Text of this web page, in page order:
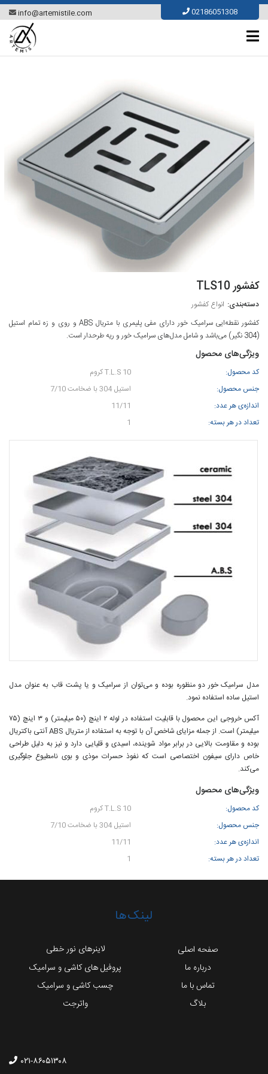
Skip
to
content
info@artemistile.com 02186051308
کفشور TLS10
انواع کفشور
کفشور نقطه‌ایی سرامیک خور دارای مفی پلیمری با متریال ABS و روی و زه تمام استیل
(304 نگیر) می‌باشد و شامل مدل‌های سرامیک خور و ریه طرحدار است.
ویژگی‌های محصول
کد محصول:
T.L.S 10 کروم
جنس محصول:
استیل 304 با ضخامت 7/10
اندازه‌ی هر عدد:
11/11
تعداد در هر بسته:
1
مدل سرامیک خور دو منظوره بوده و می‌توان از سرامیک و یا پشت قاب به عنوان مدل
استیل ساده استفاده نمود.
آکس خروجی این محصول با قابلیت استفاده در لوله ۲ اینچ (۵۰ میلیمتر) و ۳ اینچ (۷۵
میلیمتر) است. از جمله مزایای شاخص آن با توجه به استفاده از متریال ABS آنتی باکتریال
بوده و مقاومت بالایی در برابر مواد شوینده، اسیدی و قلیایی دارد و نیز به دلیل طراحی
خاص دارای سیفون اختصاصی است که نفوذ حسرات موذی و بوی نامطیوع جلوگیری
می‌کند.
ویژگی‌های محصول
کد محصول:
T.L.S 10 کروم
جنس محصول:
استیل 304 با ضخامت 7/10
اندازه‌ی هر عدد:
11/11
تعداد در هر بسته:
1
لینک‌ها
صفحه اصلی
لاینرهای نور خطی
درباره ما
پروفیل های کاشی و سرامیک
تماس با ما
چسب کاشی و سرامیک
بلاگ
واترجت
۰۲۱-۸۶۰۵۱۳۰۸